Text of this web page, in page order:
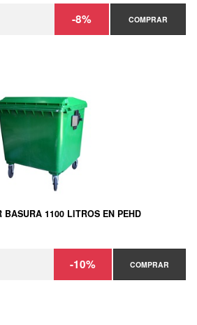
-8% COMPRAR
BASURA 1100 LITROS EN PEHD
-10% COMPRAR